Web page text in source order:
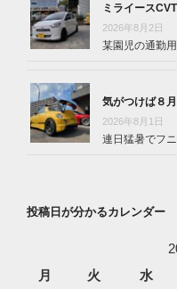
ミライース
2026年8月2日
某園児の通勤
気がつけば８
2026年8月1日
連日猛暑でフ
投稿日が分かるカレンダー
月
火 水